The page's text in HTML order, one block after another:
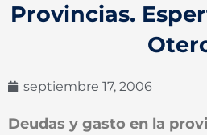
Provincias.
septiembre 17, 2006
Deudas y gasto en la